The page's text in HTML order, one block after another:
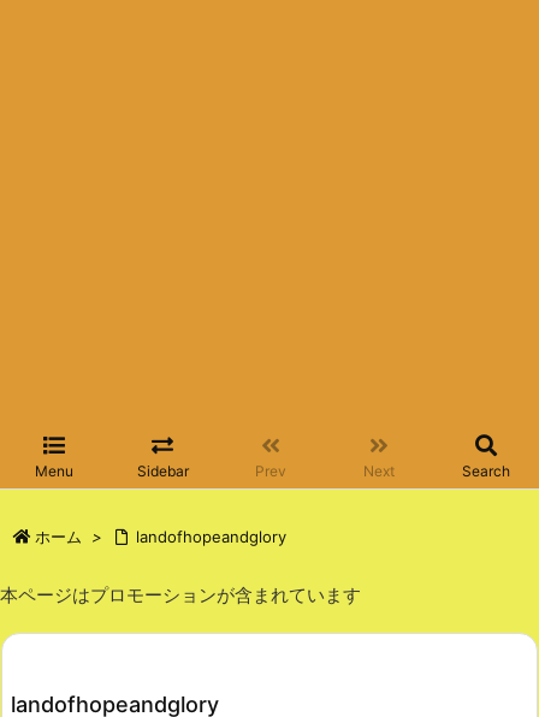
Menu Sidebar Prev Next Search
ホーム > landofhopeandglory
本ページはプロモーションが含まれています
landofhopeandglory